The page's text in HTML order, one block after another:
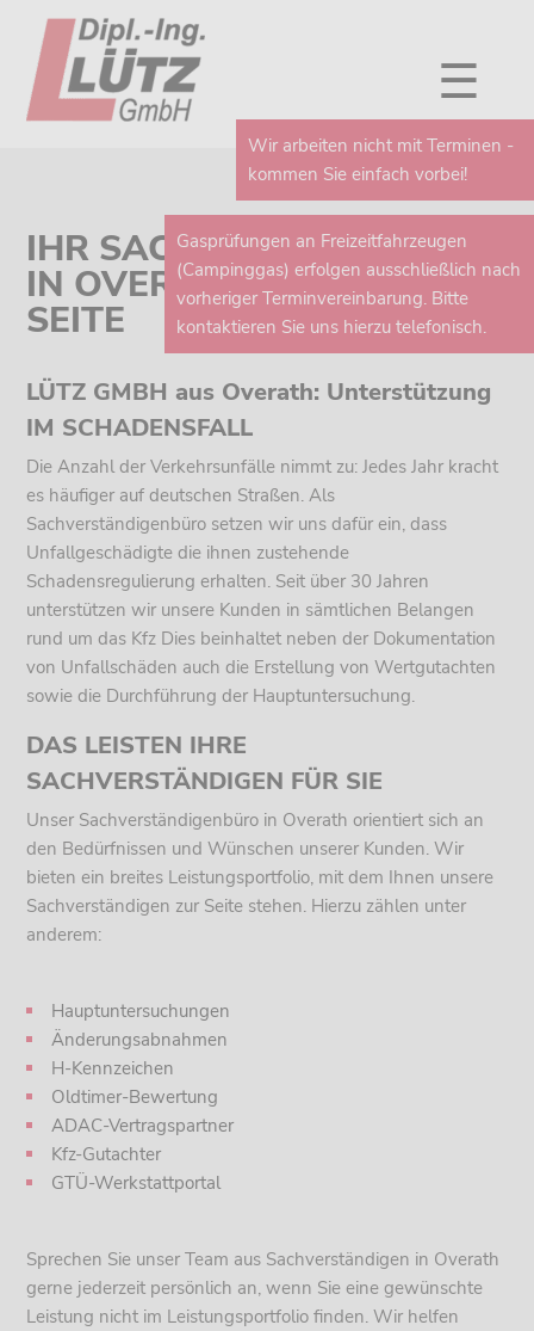
☰
Wir arbeiten nicht mit Terminen -
kommen Sie einfach vorbei!
Gasprüfungen an Freizeitfahrzeugen
(Campinggas) erfolgen ausschließlich nach
vorheriger Terminvereinbarung. Bitte
kontaktieren Sie uns hierzu telefonisch.
IHR SACHVERSTÄNDIGER
IN OVERATH AN IHRER
SEITE
LÜTZ GMBH aus Overath: Unterstützung
IM SCHADENSFALL
Die Anzahl der Verkehrsunfälle nimmt zu: Jedes Jahr kracht
es häufiger auf deutschen Straßen. Als
Sachverständigenbüro setzen wir uns dafür ein, dass
Unfallgeschädigte die ihnen zustehende
Schadensregulierung erhalten. Seit über 30 Jahren
unterstützen wir unsere Kunden in sämtlichen Belangen
rund um das Kfz Dies beinhaltet neben der Dokumentation
von Unfallschäden auch die Erstellung von Wertgutachten
sowie die Durchführung der Hauptuntersuchung.
DAS LEISTEN IHRE
SACHVERSTÄNDIGEN FÜR SIE
Unser Sachverständigenbüro in Overath orientiert sich an
den Bedürfnissen und Wünschen unserer Kunden. Wir
bieten ein breites Leistungsportfolio, mit dem Ihnen unsere
Sachverständigen zur Seite stehen. Hierzu zählen unter
anderem:
Hauptuntersuchungen
Änderungsabnahmen
H-Kennzeichen
Oldtimer-Bewertung
ADAC-Vertragspartner
Kfz-Gutachter
GTÜ-Werkstattportal
Sprechen Sie unser Team aus Sachverständigen in Overath
gerne jederzeit persönlich an, wenn Sie eine gewünschte
Leistung nicht im Leistungsportfolio finden. Wir helfen